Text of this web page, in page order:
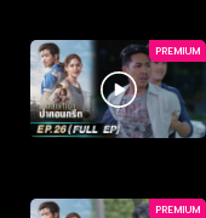
PREMIUM
PREMIUM